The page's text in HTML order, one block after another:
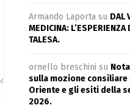
Armando Laporta su DAL
MEDICINA:
TALESA.
ornello breschini su
sulla mozione consiliare
Oriente e gli esiti della
2026.